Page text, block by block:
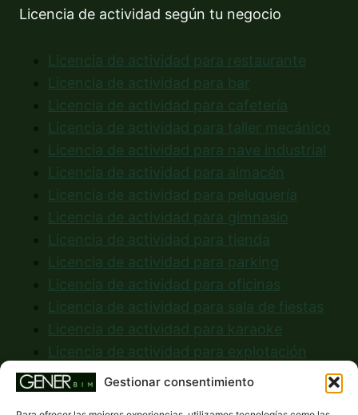
Gestionar consentimiento
Licencia de actividad según tu negocio
Licencia de actividad para restaurante
Licencia de actividad para bar
Licencia de actividad para cafetería
Licencia de actividad para taller mecánico
Licencia de actividad para nave industrial
Licencia de actividad para almacén
Licencia de actividad para peluquería
Licencia de actividad para gimnasio
Licencia de actividad para tienda
Licencia de actividad para parking
Licencia de actividad para oficinas
Licencia de actividad para sala de fiestas
Licencia de actividad para karaoke
Licencia de actividad para explotación
ganadera
Licencia de actividad para discoteca